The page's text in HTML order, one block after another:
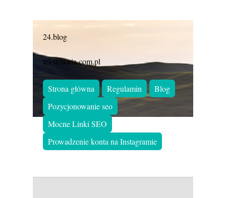
24.blog
tekstownia.com.pl
Strona główna Regulamin
Blog
Pozycjonowanie seo
Mocne Linki SEO
Prowadzenie konta na Instagramie